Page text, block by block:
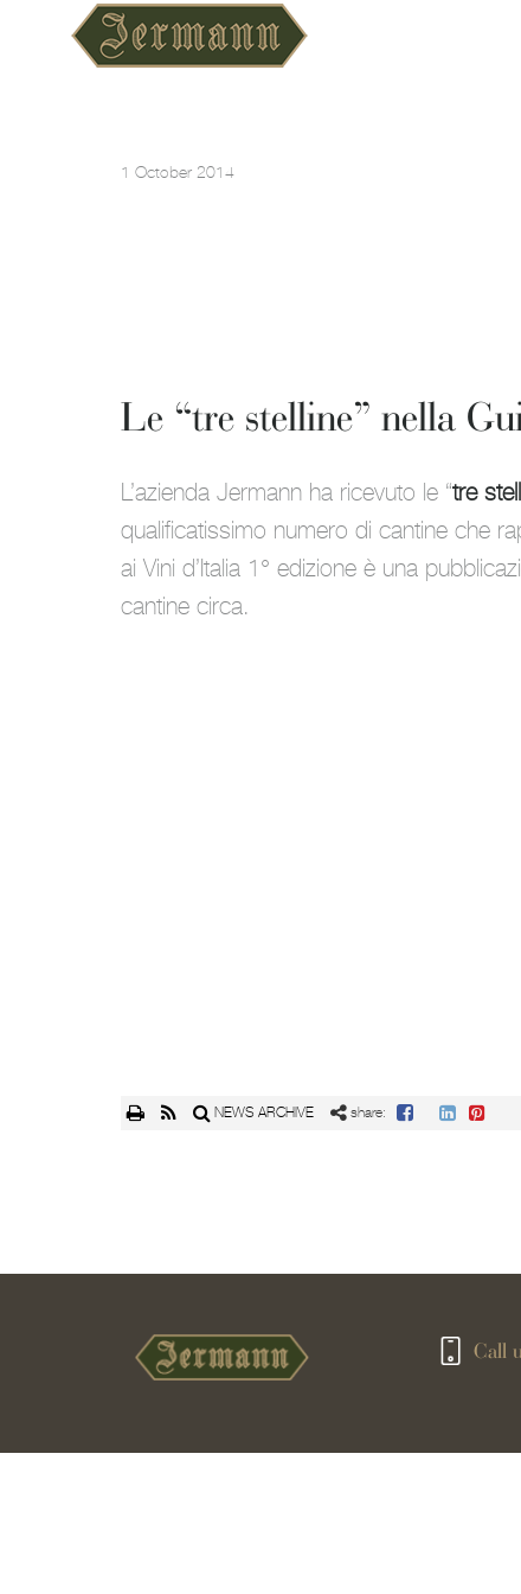
1 October 2014
Le “tre stelline” nella
L’azienda Jermann ha ricevuto le “tre
qualificatissimo numero di cantine che
ai Vini d’Italia 1° edizione è una
cantine circa.
NEWS ARCHIVE share:
Call